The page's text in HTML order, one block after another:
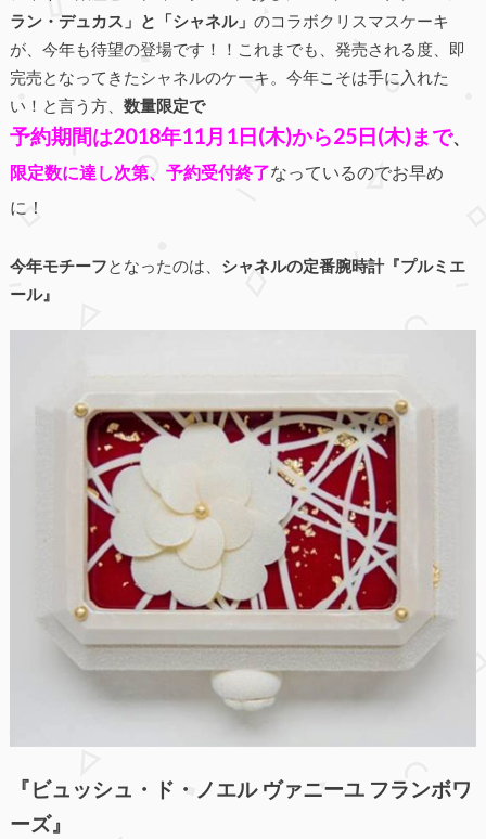
ラン・デュカス」と「シャネル」 のコラボクリスマスケーキ
が、今年も待望の登場です！！これまでも、発売される度、即
完売となってきたシャネルのケーキ。今年こそは手に入れた
い！と言う方、 数量限定で
予約期間は2018年11月1日(木)から25日(木)まで、
限定数に達し次第、予約受付終了なっているのでお早め
に！
今年モチーフとなったのは、 シャネルの定番腕時計『プルミエ
ール』
『ビュッシュ・ド・ノエル ヴァニーユ フランボワ
ーズ』